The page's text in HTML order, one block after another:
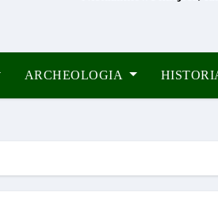
ARCHEOLOGIA